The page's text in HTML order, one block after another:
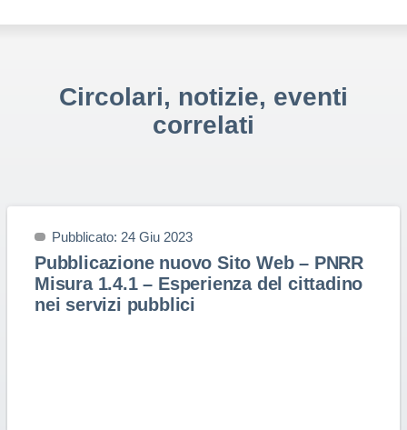
Circolari, notizie, eventi
correlati
Pubblicato: 24 Giu 2023
Pubblicazione nuovo Sito Web – PNRR
Misura 1.4.1 – Esperienza del cittadino
nei servizi pubblici